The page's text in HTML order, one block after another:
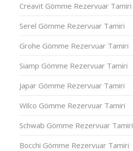
Creavit Gömme Rezervuar Tamiri
Serel Gömme Rezervuar Tamiri
Grohe Gömme Rezervuar Tamiri
Siamp Gömme Rezervuar Tamiri
Japar Gömme Rezervuar Tamiri
Wilco Gömme Rezervuar Tamiri
Schwab Gömme Rezervuar Tamiri
Bocchi Gömme Rezervuar Tamiri